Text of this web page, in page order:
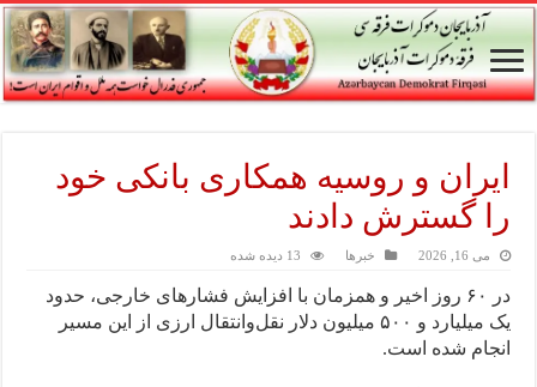
ایران و روسیه همکاری بانکی خود
را گسترش دادند
می 16, 2026 خبرها 13 دیده شده
در ۶۰ روز اخیر و همزمان با افزایش فشارهای خارجی، حدود
یک میلیارد و ۵۰۰ میلیون دلار نقل‌وانتقال ارزی از این مسیر
انجام شده است.